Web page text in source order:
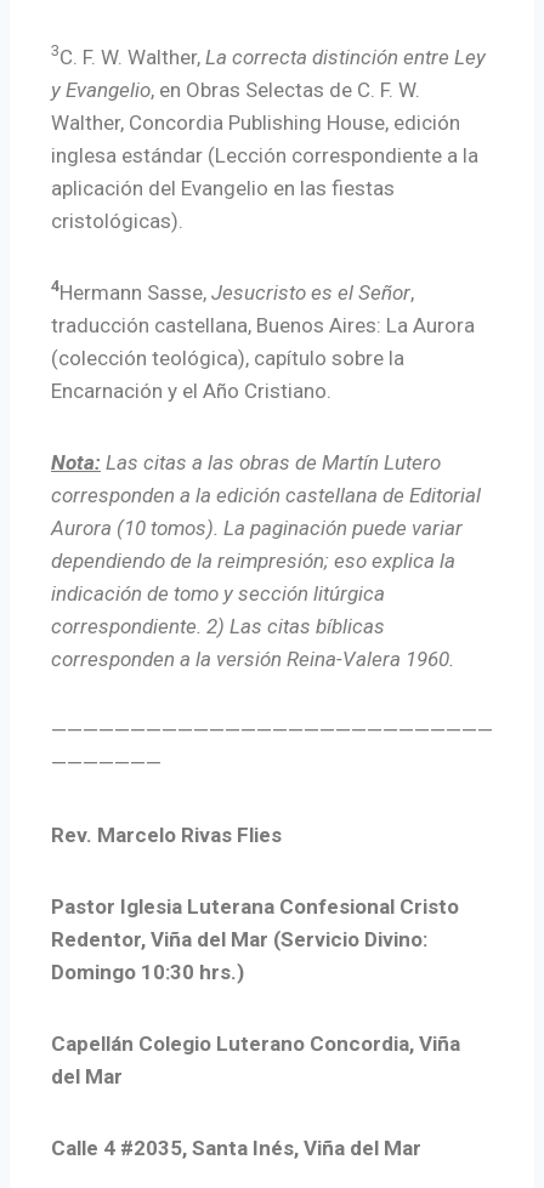
3C. F. W. Walther, La correcta distinción entre Ley
y Evangelio, en Obras Selectas de C. F. W.
Walther, Concordia Publishing House, edición
inglesa estándar (Lección correspondiente a la
aplicación del Evangelio en las fiestas
cristológicas).
4Hermann Sasse, Jesucristo es el Señor,
traducción castellana, Buenos Aires: La Aurora
(colección teológica), capítulo sobre la
Encarnación y el Año Cristiano.
Nota: Las citas a las obras de Martín Lutero
corresponden a la edición castellana de Editorial
Aurora (10 tomos). La paginación puede variar
dependiendo de la reimpresión; eso explica la
indicación de tomo y sección litúrgica
correspondiente. 2) Las citas bíblicas
corresponden a la versión Reina-Valera 1960.
————————————————————————————
———————
Rev. Marcelo Rivas Flies
Pastor Iglesia Luterana Confesional Cristo
Redentor, Viña del Mar (Servicio Divino:
Domingo 10:30 hrs.)
Capellán Colegio Luterano Concordia, Viña
del Mar
Calle 4 #2035, Santa Inés, Viña del Mar